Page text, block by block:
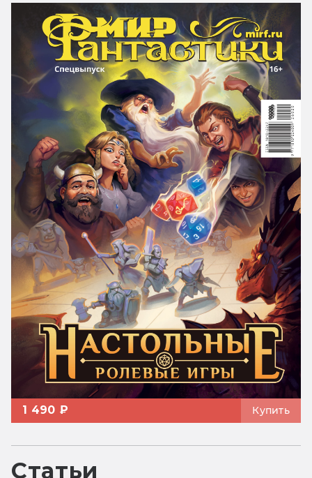
1 490 ₽ Купить
Статьи